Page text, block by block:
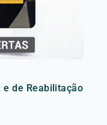
de Reabilitação